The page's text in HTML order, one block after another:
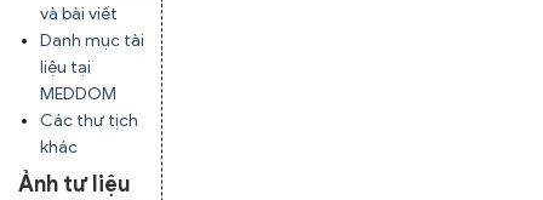
và bài viết
Danh mục tài
liệu tại
MEDDOM
Các thư tịch
khác
Ảnh tư liệu